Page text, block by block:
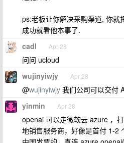
ps:老板让你解决采购渠道, 你就
成功就看他本事了.
cadl Apr 28
问问 ucloud
wujinyiwjy Apr 28
@wujinyiwjy 我们公司可以交付
yinmin Apr 28
openai 可以走微软云 azure ，
地销售服务商，好像是首付 1-2